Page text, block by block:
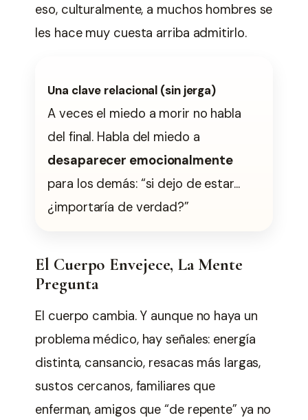
eso, culturalmente, a muchos hombres se
les hace muy cuesta arriba admitirlo.
Una clave relacional (sin jerga)
A veces el miedo a morir no habla
del final. Habla del miedo a
desaparecer emocionalmente
para los demás: “si dejo de estar…
¿importaría de verdad?”
El Cuerpo Envejece, La Mente
Pregunta
El cuerpo cambia. Y aunque no haya un
problema médico, hay señales: energía
distinta, cansancio, resacas más largas,
sustos cercanos, familiares que
enferman, amigos que “de repente” ya no